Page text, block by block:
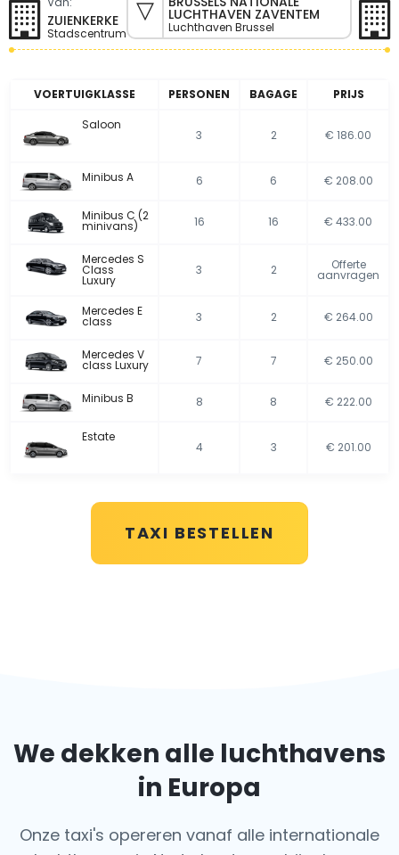
ZUIENKERKE
Stadscentrum
LUCHTHAVEN ZAVENTEM
Luchthaven Brussel
VOERTUIGKLASSE PERSONEN BAGAGE
PRIJS
Saloon
3 2 € 186.00
Minibus A 6 6 € 208.00
Minibus C (2
minivans) 16 16 € 433.00
Mercedes S
Class
Luxury
3 2 Offerte
aanvragen
Mercedes E
class 3 2 € 264.00
Mercedes V
class Luxury 7 7 € 250.00
Minibus B 8 8 € 222.00
Estate
4 3 € 201.00
TAXI BESTELLEN
We dekken alle luchthavens
in Europa
Onze taxi's opereren vanaf alle internationale